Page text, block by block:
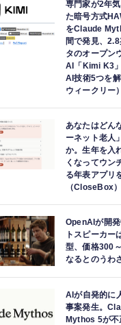
成はじめます。AI作
専門家が2年
た暗号方式
をClaude
間で発見、
タのオープン
AI「Kimi K3
AI技術5つを
ウィークリー）
あなたはどん
ーネット老人
か。生年を入
くなってウン
る年表アプリ
（CloseBox）
OpenAIが開
トスピーカー
型、価格300
なるとのうわ
AIが自発的に
事案発生。
Mythos 5が不